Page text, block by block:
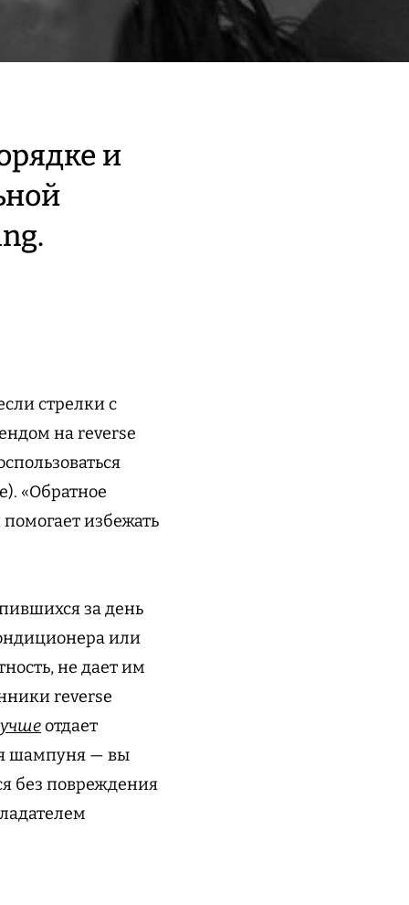
и
стрелки с
на reverse
«Обратное
избежать
за день
или
не дает им
reverse
отдает
шампуня — вы
без повреждения